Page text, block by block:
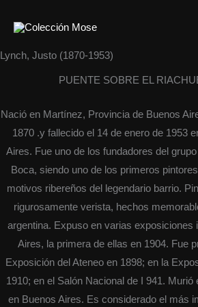
Lynch, Justo (1870-1953)
PUENTE SOBRE EL
Nació en Martínez, Provincia de Buenos
1870 .y fallecido el 14 de enero de 1953
Aires. Fue uno de los fundadores del
Boca, siendo uno de los primeros
motivos ribereños del legendario barrio.
rigurosamente verista, hechos
argentina. Expuso en varias exposiciones
Aires, la primera de ellas en 1904. Fue
Exposición del Ateneo en 1898; en la
1910; en el Salón Nacional de I 941. Murió
en Buenos Aires. Es considerado el más